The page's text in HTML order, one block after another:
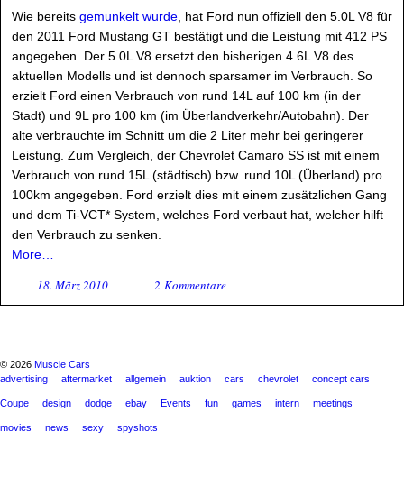
Wie bereits gemunkelt wurde , hat Ford nun offiziell den 5.0L V8 für
den 2011 Ford Mustang GT bestätigt und die Leistung mit 412 PS
angegeben. Der 5.0L V8 ersetzt den bisherigen 4.6L V8 des
aktuellen Modells und ist dennoch sparsamer im Verbrauch. So
erzielt Ford einen Verbrauch von rund 14L auf 100 km (in der
Stadt) und 9L pro 100 km (im Überlandverkehr/Autobahn). Der
alte verbrauchte im Schnitt um die 2 Liter mehr bei geringerer
Leistung. Zum Vergleich, der Chevrolet Camaro SS ist mit einem
Verbrauch von rund 15L (städtisch) bzw. rund 10L (Überland) pro
100km angegeben. Ford erzielt dies mit einem zusätzlichen Gang
und dem Ti-VCT* System, welches Ford verbaut hat, welcher hilft
den Verbrauch zu senken.
More…
18. März 2010 2 Kommentare
© 2026 Muscle Cars
advertising
aftermarket allgemein auktion cars chevrolet concept cars
Coupe design dodge ebay Events fun games intern meetings
movies news sexy spyshots